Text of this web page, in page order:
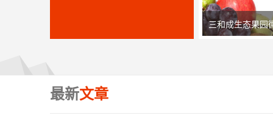
三和成生态果园
最新文章